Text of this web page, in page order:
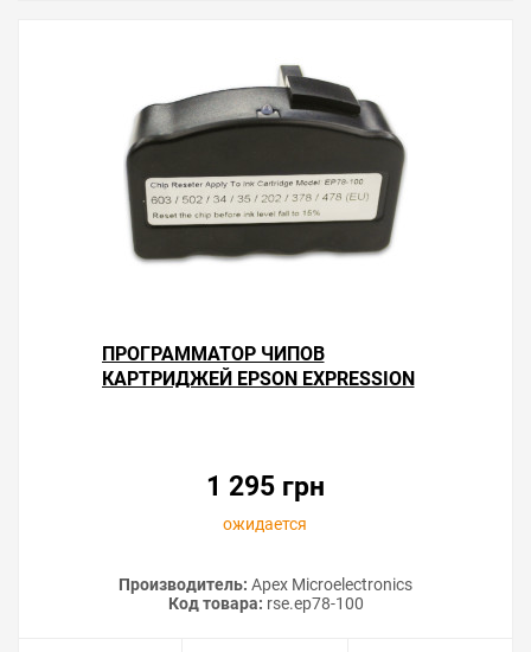
ПРОГРАММАТОР ЧИПОВ
КАРТРИДЖЕЙ EPSON EXPRESSION
1 295 грн
ожидается
Производитель: Apex Microelectronics
Код товара: rse.ep78-100